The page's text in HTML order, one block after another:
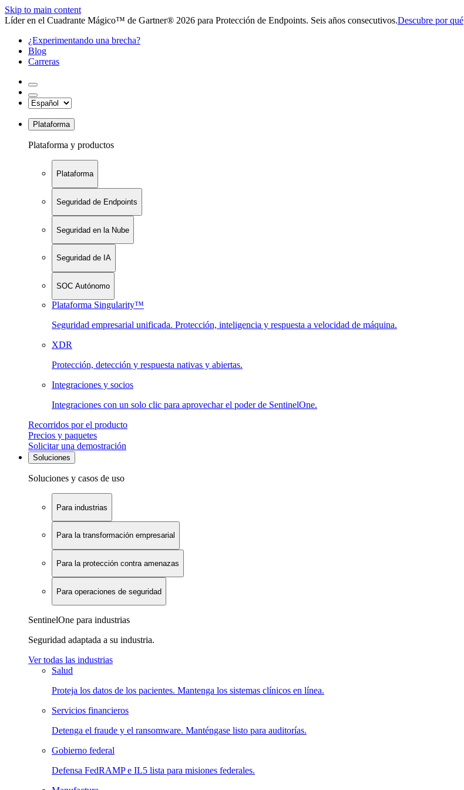
Skip to main content
Líder en el Cuadrante Mágico™ de Gartner® 2026 para Protección de Endpoints. Seis años consecutivos.Descubre por qué
¿Experimentando una brecha?
Blog
Carreras
Plataforma
Plataforma y productos
Plataforma
Seguridad de Endpoints
Seguridad en la Nube
Seguridad de IA
SOC Autónomo
Plataforma Singularity™
Seguridad empresarial unificada. Protección, inteligencia y respuesta a velocidad de máquina.
XDR
Protección, detección y respuesta nativas y abiertas.
Integraciones y socios
Integraciones con un solo clic para aprovechar el poder de SentinelOne.
Recorridos por el producto
Precios y paquetes
Solicitar una demostración
Soluciones
Soluciones y casos de uso
Para industrias
Para la transformación empresarial
Para la protección contra amenazas
Para operaciones de seguridad
SentinelOne para industrias
Seguridad adaptada a su industria.
Ver todas las industrias
Salud
Proteja los datos de los pacientes. Mantenga los sistemas clínicos en línea.
Servicios financieros
Detenga el fraude y el ransomware. Manténgase listo para auditorías.
Gobierno federal
Defensa FedRAMP e IL5 lista para misiones federales.